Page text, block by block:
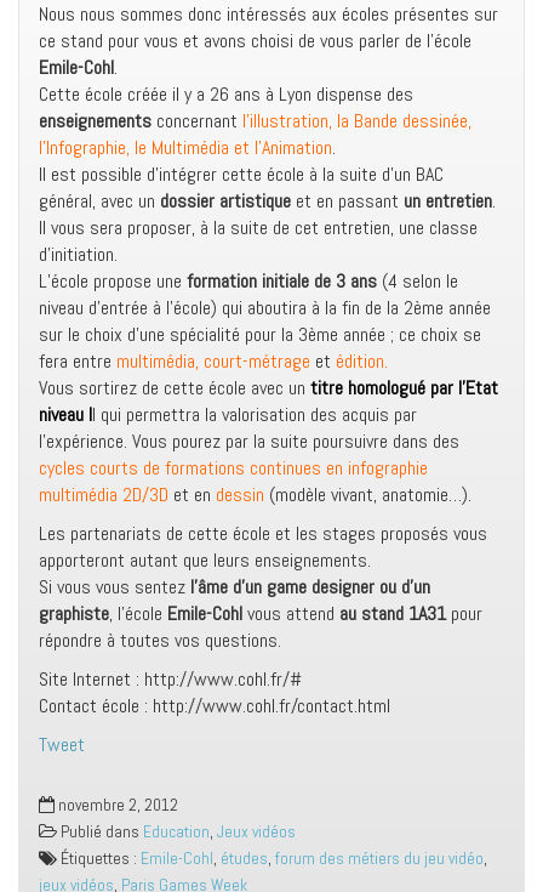
Nous nous sommes donc intéressés aux écoles présentes sur
ce stand pour vous et avons choisi de vous parler de l’école
Emile-Cohl.
Cette école créée il y a 26 ans à Lyon dispense des
enseignements concernant I’illustration, la Bande dessinée,
l’Infographie, le Multimédia et l’Animation.
Il est possible d’intégrer cette école à la suite d’un BAC
général, avec un dossier artistique et en passant un entretien.
Il vous sera proposer, à la suite de cet entretien, une classe
d’initiation.
L’école propose une formation initiale de 3 ans (4 selon le
niveau d’entrée à l’école) qui aboutira à la fin de la 2ème année
sur le choix d’une spécialité pour la 3ème année ; ce choix se
fera entre multimédia, court-métrage et édition.
Vous sortirez de cette école avec un titre homologué par l’Etat
niveau II qui permettra la valorisation des acquis par
l’expérience. Vous pourez par la suite poursuivre dans des
cycles courts de formations continues en infographie
multimédia 2D/3D et en dessin (modèle vivant, anatomie…).
Les partenariats de cette école et les stages proposés vous
apporteront autant que leurs enseignements.
Si vous vous sentez l’âme d’un game designer ou d’un
graphiste, l’école Emile-Cohlvous attend au stand 1A31pour
répondre à toutes vos questions.
Site Internet : http://www.cohl.fr/#
Contact école : http://www.cohl.fr/contact.html
Tweet
novembre 2, 2012
Publié dans Education, Jeux vidéos
Étiquettes : Emile-Cohl, études, forum des métiers du jeu vidéo,
jeux vidéos, Paris Games Week